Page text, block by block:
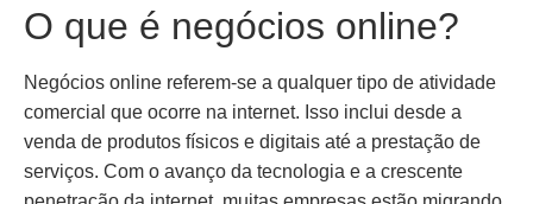
O que é negócios online?
Negócios online referem-se a qualquer tipo de atividade
comercial que ocorre na internet. Isso inclui desde a
venda de produtos físicos e digitais até a prestação de
serviços. Com o avanço da tecnologia e a crescente